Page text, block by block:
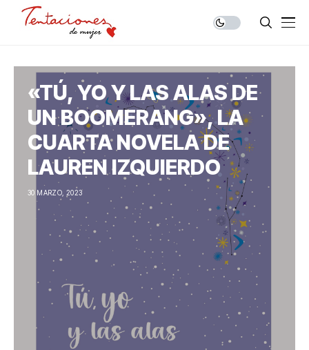
«TÚ, YO Y LAS ALAS DE
UN BOOMERANG», LA
CUARTA NOVELA DE
LAUREN IZQUIERDO
30 MARZO, 2023